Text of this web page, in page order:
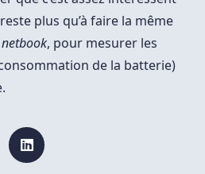
plus qu’à faire la même
netbook, pour mesurer les
de la batterie)